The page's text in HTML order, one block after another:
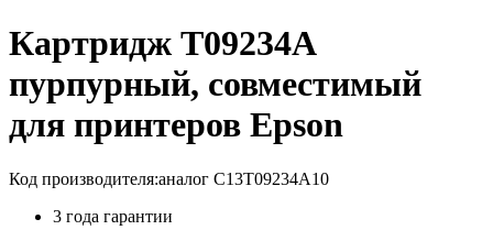
Картридж T09234A
пурпурный, совместимый
для принтеров Epson
Код производителя:аналог C13T09234A10
3 года гарантии